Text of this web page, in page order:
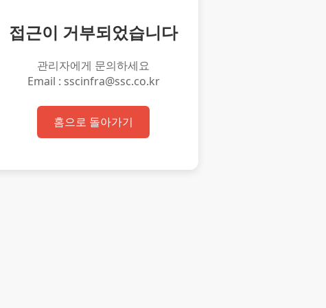
접근이 거부되었습니다
관리자에게 문의하세요
Email : sscinfra@ssc.co.kr
홈으로 돌아가기